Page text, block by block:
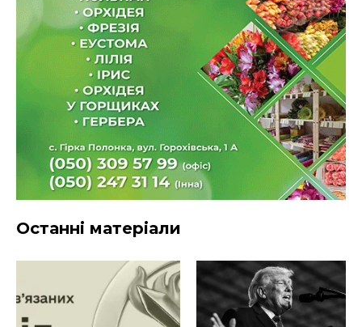
Останні матеріали